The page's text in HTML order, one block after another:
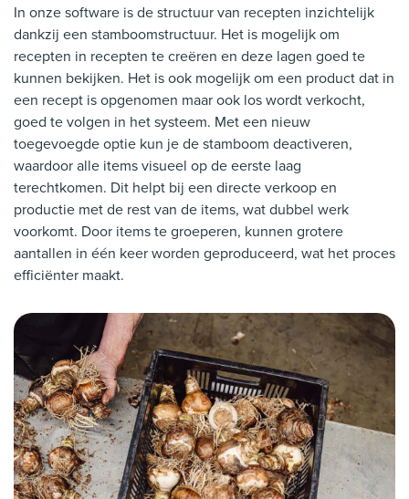
In onze software is de structuur van recepten inzichtelijk
dankzij een stamboomstructuur. Het is mogelijk om
recepten in recepten te creëren en deze lagen goed te
kunnen bekijken. Het is ook mogelijk om een product dat in
een recept is opgenomen maar ook los wordt verkocht,
goed te volgen in het systeem. Met een nieuw
toegevoegde optie kun je de stamboom deactiveren,
waardoor alle items visueel op de eerste laag
terechtkomen. Dit helpt bij een directe verkoop en
productie met de rest van de items, wat dubbel werk
voorkomt. Door items te groeperen, kunnen grotere
aantallen in één keer worden geproduceerd, wat het proces
efficiënter maakt.